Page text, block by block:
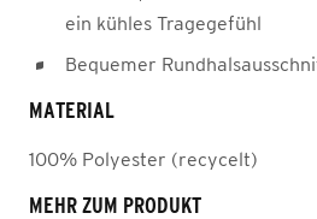
ein kühles Tragegefühl
Bequemer
MATERIAL
100% Polyester (recycelt)
MEHR ZUM PRODUKT